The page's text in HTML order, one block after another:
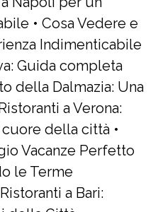
• Cosa Vedere e
Indimenticabile
Guida completa
della Dalmazia: Una
a Verona:
della città •
Vacanze Perfetto
le Terme
Ristoranti a Bari: